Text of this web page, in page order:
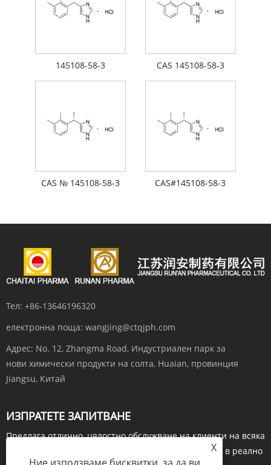
145108-58-3 CAS 145108-58-3
CAS № 145108-58-3 CAS#145108-58-3
Тел: +86-13646196320
електронна поща: wangjing@ctqjph.com
Адрес: No. 12, Zhangma Road, Индустриален парк за
нови химически продукти на солта, Huaian, провинция
Jiangsu, Китай
ИЗПРАТЕТЕ ЗАПИТВАНЕ
Предлага отлично, цялостно обслужване на клиенти на всяка
стъпка. Преди да поръчате, направете запитвания в реално
X